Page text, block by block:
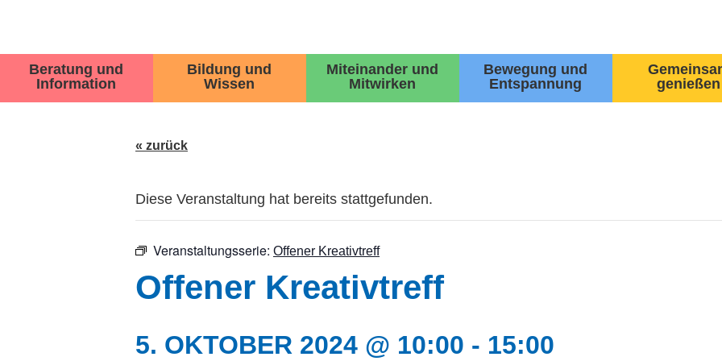
Beratung und
Information
Bildung und
Wissen
Miteinander und
Mitwirken
Bewegung und
Entspannung
genießen
« zurück
Diese Veranstaltung hat bereits stattgefunden.
Veranstaltungsserie: Offener Kreativtreff
Offener Kreativtreff
5. OKTOBER 2024 @ 10:00 - 15:00